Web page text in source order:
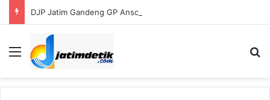
Menu